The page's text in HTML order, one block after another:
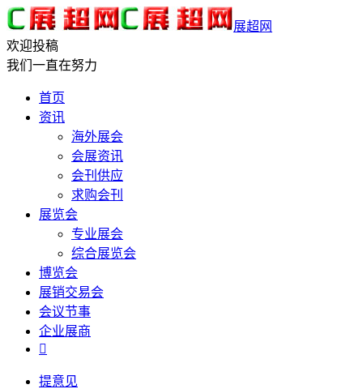
展超网
欢迎投稿
我们一直在努力
首页
资讯
海外展会
会展资讯
会刊供应
求购会刊
展览会
专业展会
综合展览会
博览会
展销交易会
会议节事
企业展商

提意见